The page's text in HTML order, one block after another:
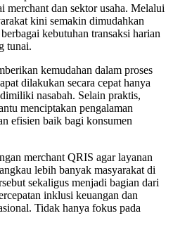
merchant dan sektor usaha. Melalui
kini semakin dimudahkan
kebutuhan transaksi harian
tunai.
kemudahan dalam proses
dilakukan secara cepat hanya
nasabah. Selain praktis,
menciptakan pengalaman
efisien baik bagi konsumen
merchant QRIS agar layanan
lebih banyak masyarakat di
sekaligus menjadi bagian dari
inklusi keuangan dan
Tidak hanya fokus pada